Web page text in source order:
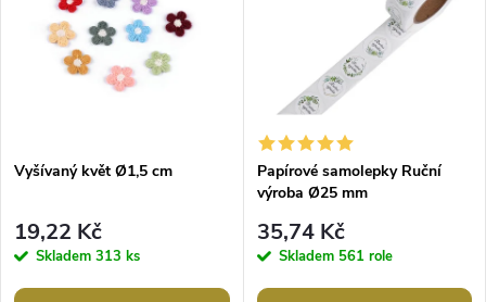
Vyšívaný květ Ø1,5 cm
19,22 Kč
Skladem 313 ks
Papírové samolepky Ruční
výroba Ø25 mm
35,74 Kč
Skladem 561 role